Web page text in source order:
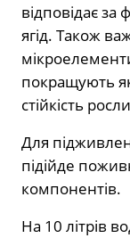
відповідає
ягід. Також
покращують
стійкість
Для
підійде
компонентів.
На 10 літрів